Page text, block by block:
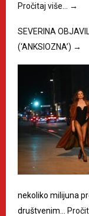
Pročitaj više…
→
SEVERINA
(‘ANKSIOZNA’) →
nekoliko milijuna
društvenim…